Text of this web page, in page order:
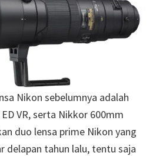
Nikon sebelumnya adalah
VR, serta Nikkor 600mm
duo lensa prime Nikon yang
delapan tahun lalu, tentu saja